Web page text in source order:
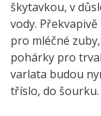
škytavkou, v
vody.
pro mléčné
pohárky pro
varlata budou
tříslo, do šourku.